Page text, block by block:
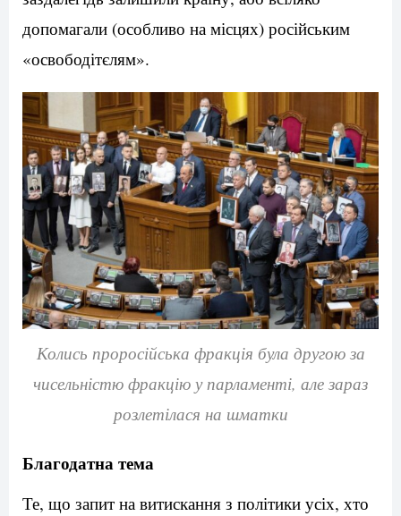
допомагали (особливо на місцях) російським
«освободітєлям».
Колись проросійська фракція була другою за
чисельністю фракцію у парламенті, але зараз
розлетілася на шматки
Благодатна тема
Те, що запит на витискання з політики усіх, хто